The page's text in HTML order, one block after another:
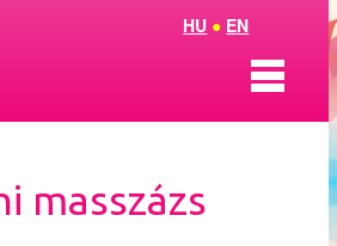
HU ● EN
ThetaTantra
masszázs